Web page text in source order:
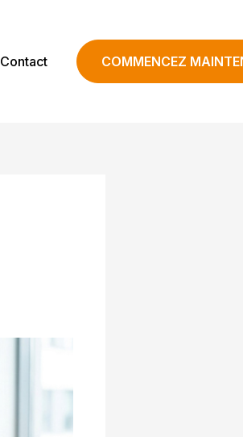
Contact COMMENCEZ